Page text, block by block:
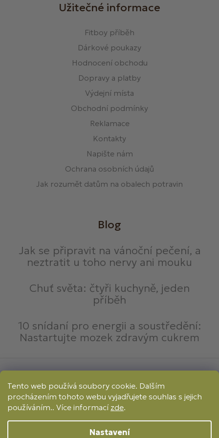
Tento web používá soubory cookie. Dalším
procházením tohoto webu vyjadřujete souhlas s jejich
používáním.. Více informací zde.
Nastavení
Užitečné informace
Fitboy příběh
Dárkové poukazy
Hodnocení obchodu
Dopravy a platby
Výdejní místa
Obchodní podmínky
Reklamace
Kontakty
Napište nám
Ochrana osobních údajů
Jak rozumět datům na obalech potravin
Blog
Jak se připravit na vánoční pečení, a
neztratit u toho nervy ani mouku
Chuť světa: čtyři kuchyně, jeden
příběh
10 snídaní pro energii a soustředění:
Nastartujte mozek zdravým cukrem
Online Převod Dobírka
Způsoby dopravy: